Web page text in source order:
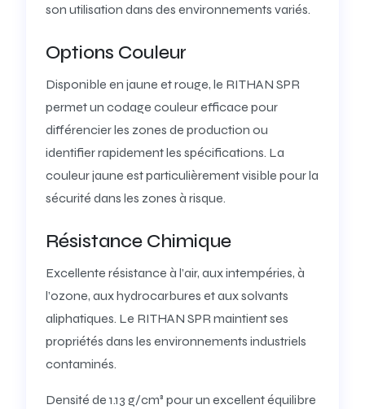
son utilisation dans des environnements variés.
Options Couleur
Disponible en jaune et rouge, le RITHAN SPR
permet un codage couleur efficace pour
différencier les zones de production ou
identifier rapidement les spécifications. La
couleur jaune est particulièrement visible pour la
sécurité dans les zones à risque.
Résistance Chimique
Excellente résistance à l’air, aux intempéries, à
l’ozone, aux hydrocarbures et aux solvants
aliphatiques. Le RITHAN SPR maintient ses
propriétés dans les environnements industriels
contaminés.
Densité de 1.13 g/cm³ pour un excellent équilibre